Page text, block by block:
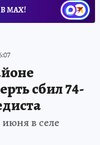
МАХ!
сбил 74-
в селе